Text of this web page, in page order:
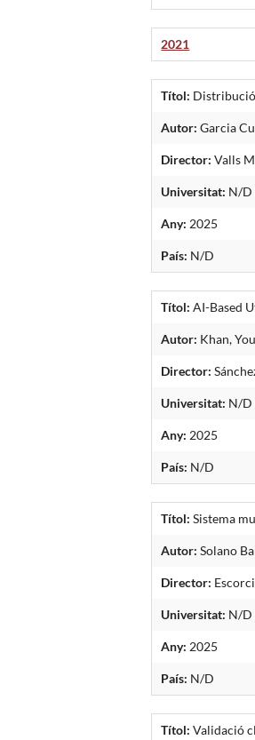
2021
Títol:
Autor: Garcia
Director: Valls
Universitat: N/D
Any: 2025
País: N/D
Títol: AI-Based
Autor: Khan,
Director:
Universitat: N/D
Any: 2025
País: N/D
Títol: Sistema
Autor: Solano
Director:
Universitat: N/D
Any: 2025
País: N/D
Títol: Validació